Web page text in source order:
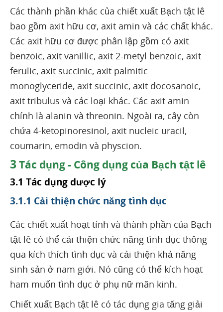
Các thành phần khác của chiết xuất Bạch tật lê
bao gồm axit hữu cơ, axit amin và các chất khác.
Các axit hữu cơ được phân lập gồm có axit
benzoic, axit vanillic, axit 2-metyl benzoic, axit
ferulic, axit succinic, axit palmitic
monoglyceride, axit succinic, axit docosanoic,
axit tribulus và các loại khác. Các axit amin
chính là alanin và threonin. Ngoài ra, cây còn
chứa 4-ketopinoresinol, axit nucleic uracil,
coumarin, emodin và physcion.
3Tác dụng - Công dụng của Bạch tật lê
3.1 Tác dụng dược lý
3.1.1 Cải thiện chức năng tình dục
Các chiết xuất hoạt tính và thành phần của Bạch
tật lê có thể cải thiện chức năng tình dục thông
qua kích thích tình dục và cải thiện khả năng
sinh sản ở nam giới. Nó cũng có thể kích hoạt
ham muốn tình dục ở phụ nữ mãn kinh.
Chiết xuất Bạch tật lê có tác dụng gia tăng giải